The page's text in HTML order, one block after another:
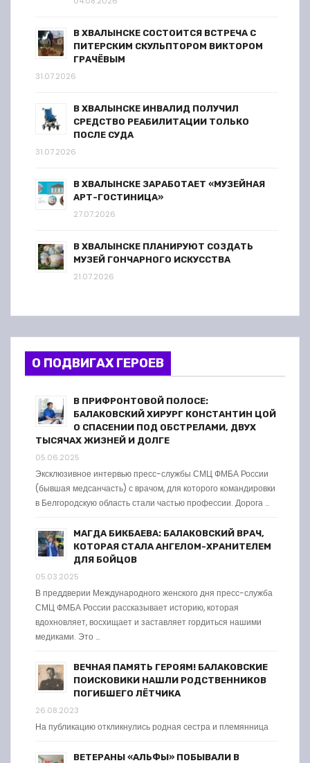
В ХВАЛЫНСКЕ СОСТОИТСЯ ВСТРЕЧА С
ПИТЕРСКИМ СКУЛЬПТОРОМ ВИКТОРОМ
ГРАЧЁВЫМ
31.07.2026
В ХВАЛЫНСКЕ ИНВАЛИД ПОЛУЧИЛ
СРЕДСТВО РЕАБИЛИТАЦИИ ТОЛЬКО
ПОСЛЕ СУДА
31.07.2026
В ХВАЛЫНСКЕ ЗАРАБОТАЕТ «МУЗЕЙНАЯ
АРТ-ГОСТИНИЦА»
27.07.2026
В ХВАЛЫНСКЕ ПЛАНИРУЮТ СОЗДАТЬ
МУЗЕЙ ГОНЧАРНОГО ИСКУССТВА
21.07.2026
О ПОДВИГАХ ГЕРОЕВ
В ПРИФРОНТОВОЙ ПОЛОСЕ:
БАЛАКОВСКИЙ ХИРУРГ КОНСТАНТИН ЦОЙ
О СПАСЕНИИ ПОД ОБСТРЕЛАМИ, ДВУХ
ТЫСЯЧАХ ЖИЗНЕЙ И ДОЛГЕ
05.06.2025
Эксклюзивное интервью пресс-службы СМЦ ФМБА России
(бывшая медсанчасть) с врачом, для которого командировки
в Белгородскую область стали частью профессии. Дорога …
МАГДА БИКБАЕВА: БАЛАКОВСКИЙ ВРАЧ,
КОТОРАЯ СТАЛА АНГЕЛОМ-ХРАНИТЕЛЕМ
ДЛЯ БОЙЦОВ
05.03.2025
В преддверии Международного женского дня пресс-служба
СМЦ ФМБА России рассказывает историю, которая
вдохновляет, восхищает и заставляет гордиться нашими
медиками. Это …
ВЕЧНАЯ ПАМЯТЬ ГЕРОЯМ! БАЛАКОВСКИЕ
ПОИСКОВИКИ НАШЛИ РОДСТВЕННИКОВ
ПОГИБШЕГО ЛЁТЧИКА
26.08.2023
На публикацию откликнулись родная сестра и племянница
ВЕТЕРАНЫ «АЛЬФЫ» ПОБЫВАЛИ В